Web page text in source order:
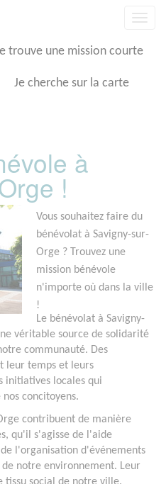
trouve une mission courte
Je cherche sur la carte
à
!
Vous souhaitez faire du
bénévolat à Savigny-sur-
Orge ? Trouvez une
mission bénévole
n'importe où dans la ville
!
Le bénévolat à Savigny-
véritable source de solidarité
communauté. Des
leur temps et leurs
initiatives locales qui
concitoyens.
contribuent de manière
qu'il s'agisse de l'aide
l'organisation d'événements
notre environnement. Leur